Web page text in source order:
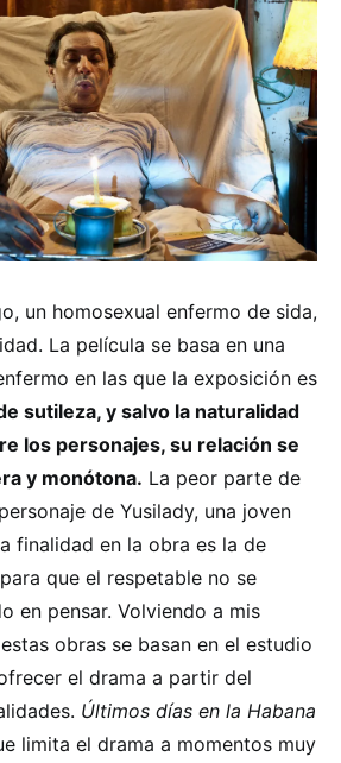
un homosexual enfermo de sida,
La película se basa en una
en las que la exposición es
sutileza, y salvo la naturalidad
los personajes, su relación se
y monótona. La peor parte de
de Yusilady, una joven
finalidad en la obra es la de
que el respetable no se
en pensar. Volviendo a mis
obras se basan en el estudio
el drama a partir del
Últimos días en la Habana
limita el drama a momentos muy